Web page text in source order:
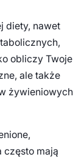
diety, nawet
obliczy Twoje
ale także
żywieniowych
mają